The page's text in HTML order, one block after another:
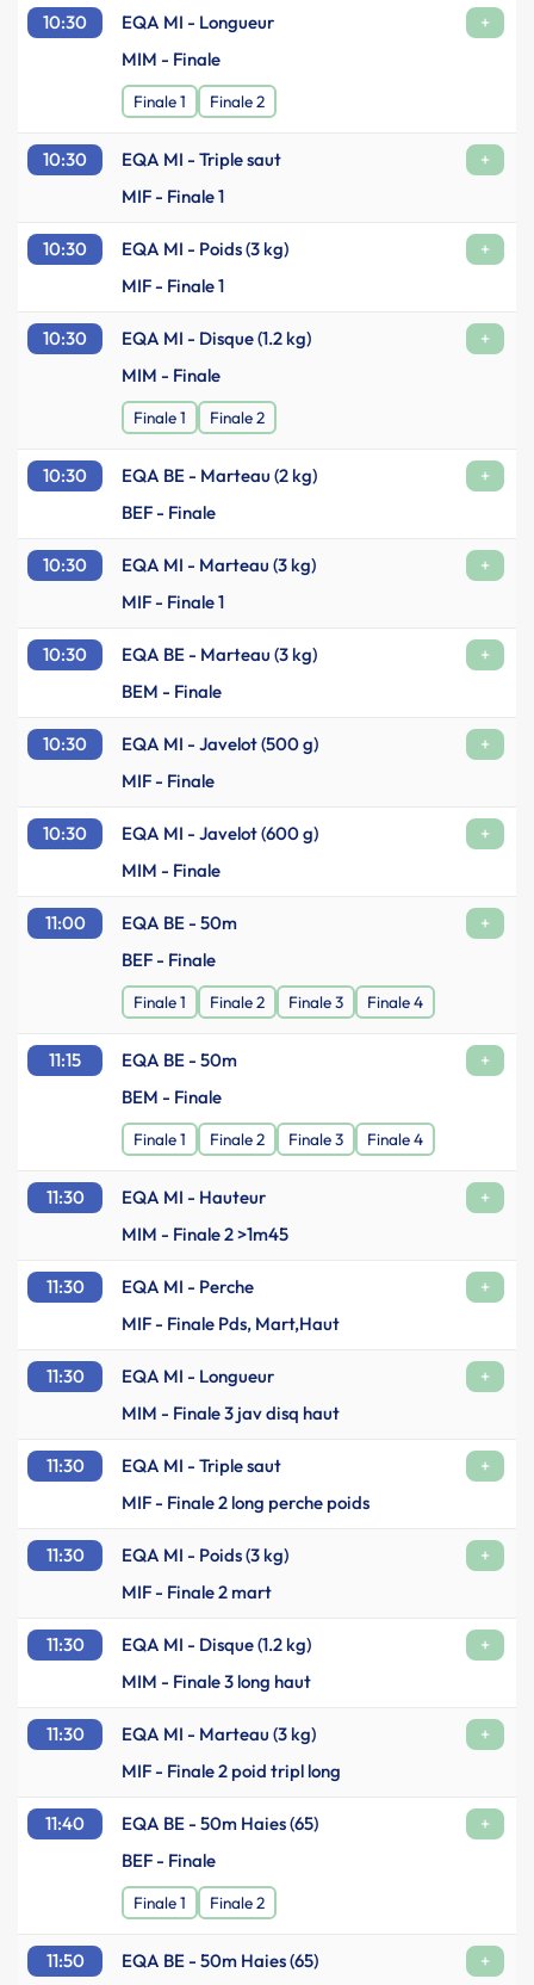
10:30 EQA MI - Longueur
+
MIM - Finale
Finale 1 Finale 2
10:30 EQA MI - Triple saut
+
MIF - Finale 1
10:30 EQA MI - Poids (3 kg)
+
MIF - Finale 1
10:30 EQA MI - Disque (1.2 kg)
+
MIM - Finale
Finale 1 Finale 2
10:30 EQA BE - Marteau (2 kg)
+
BEF - Finale
10:30 EQA MI - Marteau (3 kg)
+
MIF - Finale 1
10:30 EQA BE - Marteau (3 kg)
+
BEM - Finale
10:30 EQA MI - Javelot (500 g)
+
MIF - Finale
10:30 EQA MI - Javelot (600 g)
+
MIM - Finale
11:00 EQA BE - 50m
+
BEF - Finale
Finale 1 Finale 2 Finale 3 Finale 4
11:15 EQA BE - 50m
+
BEM - Finale
Finale 1 Finale 2 Finale 3 Finale 4
11:30 EQA MI - Hauteur
+
MIM - Finale 2 >1m45
11:30 EQA MI - Perche
+
MIF - Finale Pds, Mart,Haut
11:30 EQA MI - Longueur
+
MIM - Finale 3 jav disq haut
11:30 EQA MI - Triple saut
+
MIF - Finale 2 long perche poids
11:30 EQA MI - Poids (3 kg)
+
MIF - Finale 2 mart
11:30 EQA MI - Disque (1.2 kg)
+
MIM - Finale 3 long haut
11:30 EQA MI - Marteau (3 kg)
+
MIF - Finale 2 poid tripl long
11:40 EQA BE - 50m Haies (65)
+
BEF - Finale
Finale 1 Finale 2
11:50 EQA BE - 50m Haies (65) +